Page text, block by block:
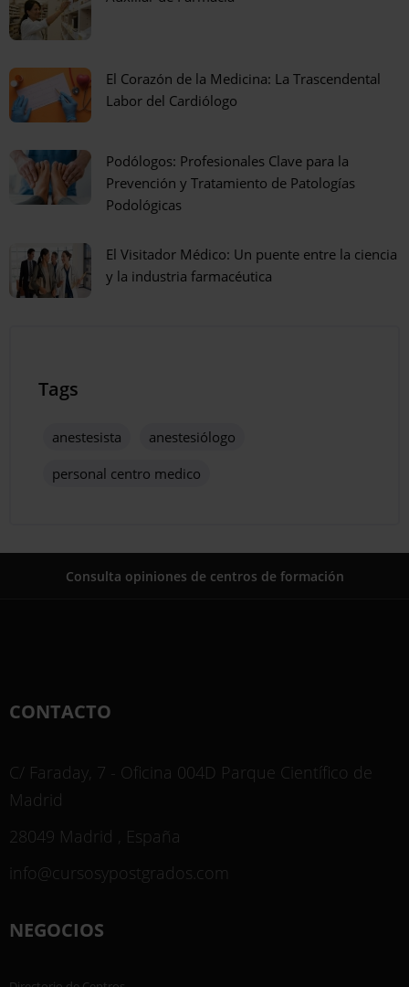
El Corazón de la Medicina: La Trascendental
Labor del Cardiólogo
Podólogos: Profesionales Clave para la
Prevención y Tratamiento de Patologías
Podológicas
El Visitador Médico: Un puente entre la ciencia
y la industria farmacéutica
Tags
anestesista
anestesiólogo
personal centro medico
Consulta opiniones de centros de formación
CONTACTO
C/ Faraday, 7 - Oficina 004D Parque Científico de
Madrid
28049 Madrid , España
info@cursosypostgrados.com
NEGOCIOS